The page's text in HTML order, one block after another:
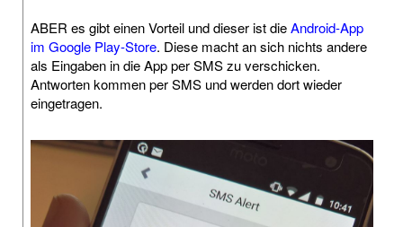
ABER es gibt einen Vorteil und dieser ist dieAndroid-App
im Google Play-Store. Diese macht an sich nichts andere
als Eingaben in die App per SMS zu verschicken.
Antworten kommen per SMS und werden dort wieder
eingetragen.